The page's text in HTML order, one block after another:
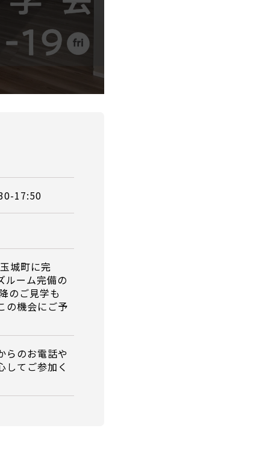
17:50
城町に完
ルーム完備の
のご見学も
の機会にご予
らのお電話や
してご参加く